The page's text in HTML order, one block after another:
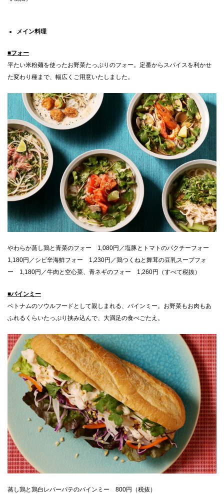
メイン料理
■フォー
平たい米粉麺を使ったお野菜たっぷりのフォー。定番からスパイスを利かせ
た変わり種まで、幅広くご用意いたしました。
やわらか蒸し鶏と青菜のフォー 1,080円／塩豚とトマトのパクチーフォー
1,180円／シビ辛海鮮フォー 1,230円／鶏つくねと舞茸の豆乳スープフォ
ー 1,180円／牛肉と空心菜、青ネギのフォー 1,260円（すべて税抜）
■バインミー
ベトナムのソウルフードとして親しまれる、バインミー。お野菜もお肉もあ
ふれるくらいたっぷり挟み込んで、大満足の食べごたえ。
蒸し鶏と鶏白レバーパテのバインミー 800円（税抜）